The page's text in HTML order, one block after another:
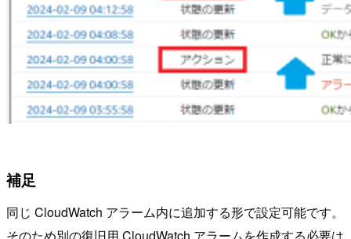
補足
同じ CloudWatch アラーム内に追加する形で設定可能です。